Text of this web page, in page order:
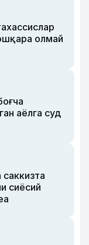
олмай
аёлга суд
сиёсий